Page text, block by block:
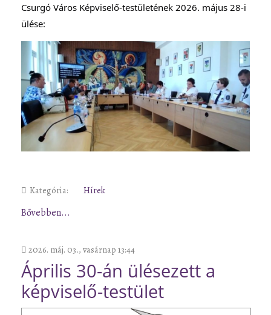
Csurgó Város Képviselő-testületének 2026. május 28-i
ülése:
Kategória: Hírek
Bővebben...
2026. máj. 03., vasárnap 13:44
Április 30-án ülésezett a
képviselő-testület